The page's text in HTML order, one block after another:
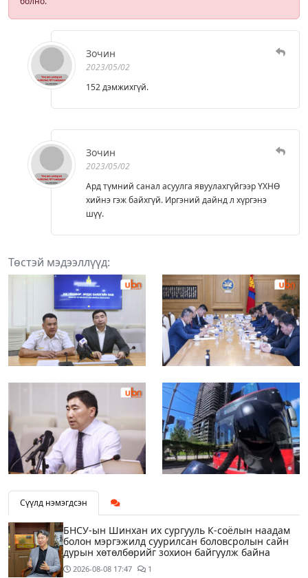
Зочин
2023/05/02
152 дэмжихгүй.
Зочин
2023/05/02
Ард түмний санал асуулга явуулахгүйгээр ҮХНӨ
хийнэ гэж байхгүй. Иргэний дайнд л хүргэнэ
шүү.
Төстэй мэдээллүүд:
Сүүлд нэмэгдсэн
БНСУ-ын Шинхан их сургууль К-соёлын наадам
болон мэргэжилд суурилсан боловсролын сайн
дурын хөтөлбөрийг зохион байгуулж байна
2026-08-08 17:47 1